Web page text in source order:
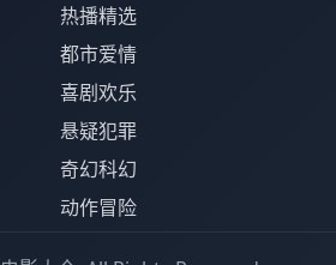
热播精选
都市爱情
喜剧欢乐
悬疑犯罪
奇幻科幻
动作冒险